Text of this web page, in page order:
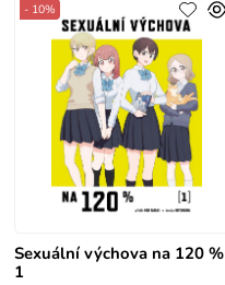
Sexuální výchova na 120 %
1
- 10%